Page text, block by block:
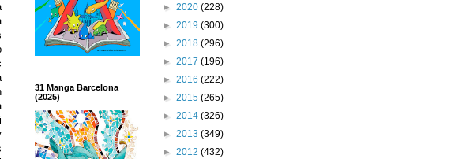
31 Manga Barcelona
(2025)
► 2020 (228)
► 2019 (300)
► 2018 (296)
► 2017 (196)
► 2016 (222)
► 2015 (265)
► 2014 (326)
► 2013 (349)
► 2012 (432)